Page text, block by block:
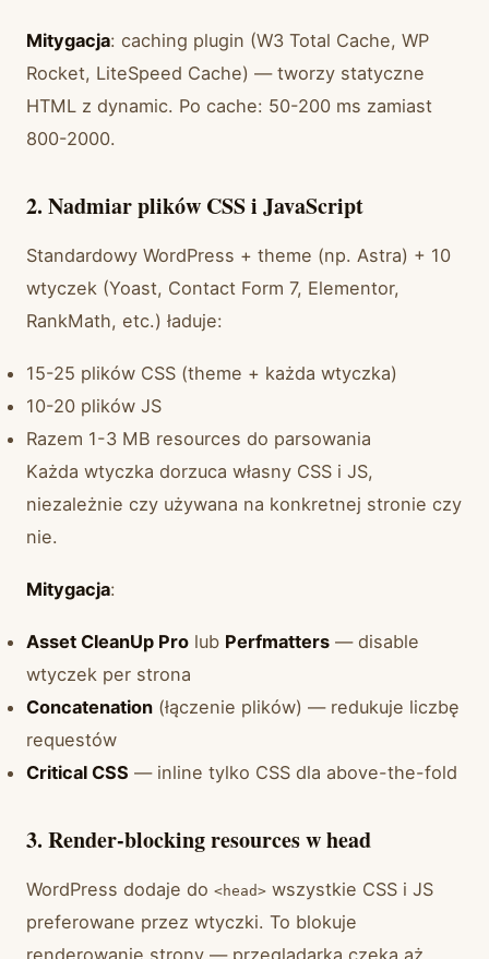
Mitygacja: caching plugin (W3 Total Cache, WP
Rocket, LiteSpeed Cache) — tworzy statyczne
HTML z dynamic. Po cache: 50-200 ms zamiast
800-2000.
2. Nadmiar plików CSS i JavaScript
Standardowy WordPress + theme (np. Astra) + 10
wtyczek (Yoast, Contact Form 7, Elementor,
RankMath, etc.) ładuje:
15-25 plików CSS (theme + każda wtyczka)
10-20 plików JS
Razem 1-3 MB resources do parsowania
Każda wtyczka dorzuca własny CSS i JS,
niezależnie czy używana na konkretnej stronie czy
nie.
Mitygacja:
Asset CleanUp Pro lub Perfmatters — disable
wtyczek per strona
Concatenation (łączenie plików) — redukuje liczbę
requestów
Critical CSS — inline tylko CSS dla above-the-fold
3. Render-blocking resources w head
WordPress dodaje do <head> wszystkie CSS i JS
preferowane przez wtyczki. To blokuje
renderowanie strony — przeglądarka czeka aż